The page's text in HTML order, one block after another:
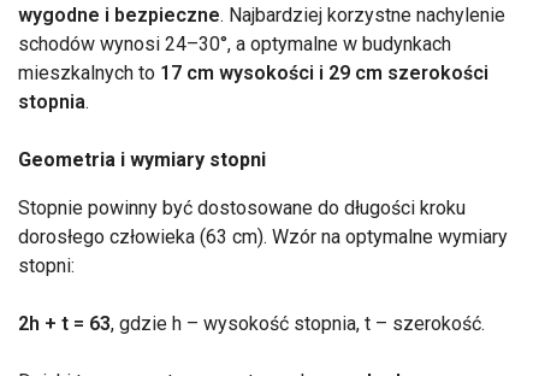
wygodne i bezpieczne. Najbardziej korzystne nachylenie
schodów wynosi 24–30°, a optymalne w budynkach
mieszkalnych to 17 cm wysokości i 29 cm szerokości
stopnia.
Geometria i wymiary stopni
Stopnie powinny być dostosowane do długości kroku
dorosłego człowieka (63 cm). Wzór na optymalne wymiary
stopni:
2h + t = 63, gdzie h – wysokość stopnia, t – szerokość.